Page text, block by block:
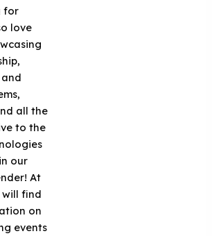
for
love
all the
to the
our
At
will find
on
events